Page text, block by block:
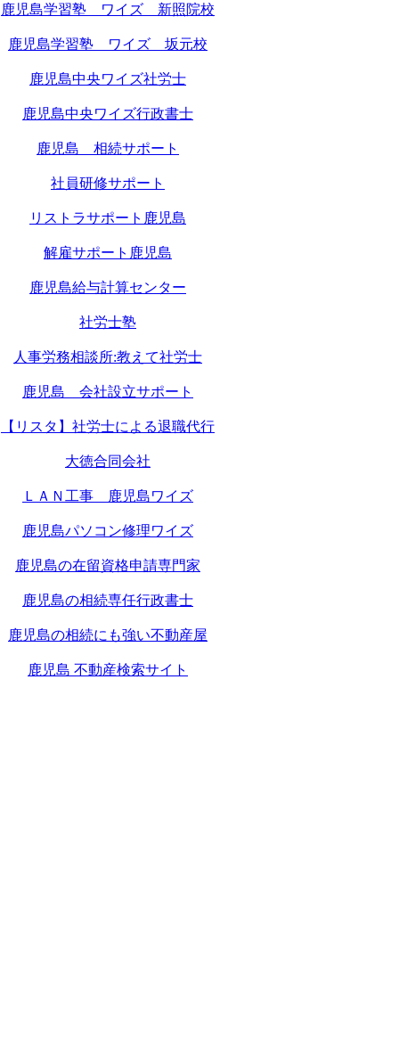
鹿児島学習塾 ワイズ 新照院校
鹿児島学習塾 ワイズ 坂元校
鹿児島中央ワイズ社労士
鹿児島中央ワイズ行政書士
鹿児島 相続サポート
社員研修サポート
リストラサポート鹿児島
解雇サポート鹿児島
鹿児島給与計算センター
社労士塾
人事労務相談所:教えて社労士
鹿児島 会社設立サポート
【リスタ】社労士による退職代行
大徳合同会社
ＬＡＮ工事 鹿児島ワイズ
鹿児島パソコン修理ワイズ
鹿児島の在留資格申請専門家
鹿児島の相続専任行政書士
鹿児島の相続にも強い不動産屋
鹿児島 不動産検索サイト